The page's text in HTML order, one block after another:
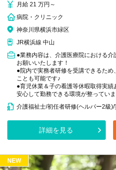
月給 21 万円～
病院・クリニック
神奈川県横浜市緑区
JR横浜線 中山
●業務内容は、介護医療院における
お願いいたします！
●院内で実務者研修を受講できるた
ことも可能です♪
●育児休業＆子の看護等休暇取得実
安心して勤務できる環境が整っていま
介護福祉士/初任者研修(ヘルパー2級
詳細を見る
NEW